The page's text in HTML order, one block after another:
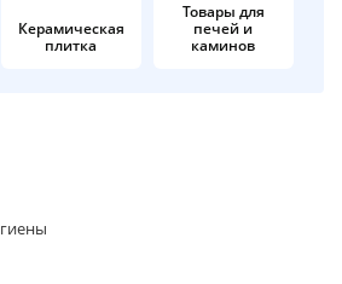
Керамическая
плитка
Товары для
печей и
каминов